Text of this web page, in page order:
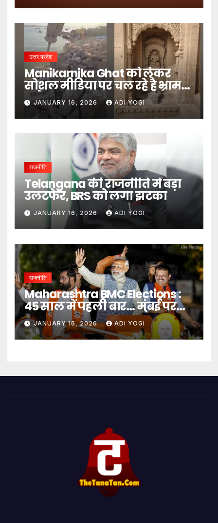
उत्तर प्रदेश
Manikarnika Ghat को लेकर
सोशल मीडिया पर चल रहे है भ्रामक
दावे- DM
JANUARY 16, 2026 ADI YOGI
राजनीति
Telangana की राजनीति में बड़ा
उलटफेर, BRS को लगा झटका
JANUARY 16, 2026 ADI YOGI
राजनीति
Maharashtra BMC Elections :
45 साल में पहली बार… मुंबई पर
बादशाहत
JANUARY 16, 2026 ADI YOGI